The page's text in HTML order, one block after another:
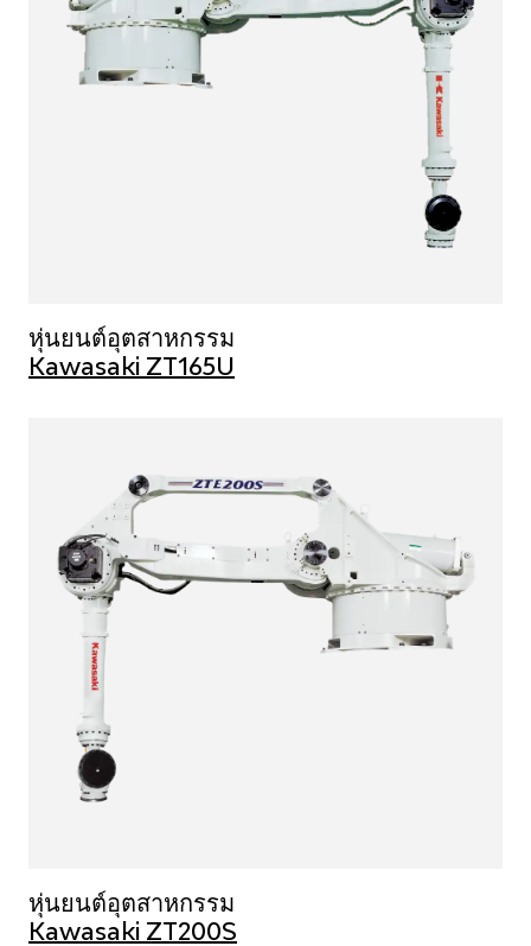
หุ่นยนต์อุตสาหกรรม
Kawasaki ZT165U
หุ่นยนต์อุตสาหกรรม
Kawasaki ZT200S